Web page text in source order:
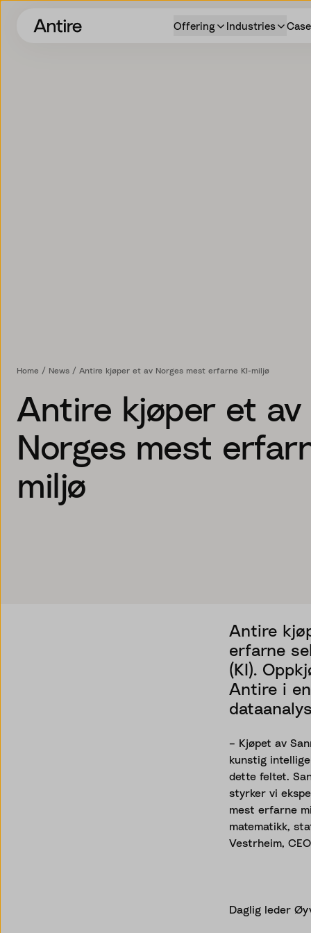
Offering Industries
Home News Antire kjøper et av Norges mest erfarne KI-miljø
Antire kjøper et av
Norges mest
miljø
Antire
erfarne
(KI).
Antire i
– Kjøpet av
kunstig
dette feltet.
styrker vi
mest erfarne
matematikk,
Vestrheim,
Daglig leder